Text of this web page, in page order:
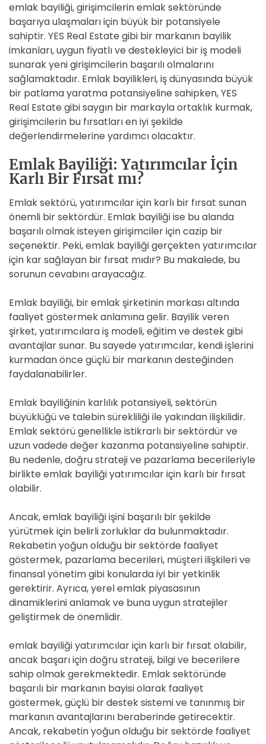
emlak bayiliği, girişimcilerin emlak sektöründe
başarıya ulaşmaları için büyük bir potansiyele
sahiptir. YES Real Estate gibi bir markanın bayilik
imkanları, uygun fiyatlı ve destekleyici bir iş modeli
sunarak yeni girişimcilerin başarılı olmalarını
sağlamaktadır. Emlak bayilikleri, iş dünyasında büyük
bir patlama yaratma potansiyeline sahipken, YES
Real Estate gibi saygın bir markayla ortaklık kurmak,
girişimcilerin bu fırsatları en iyi şekilde
değerlendirmelerine yardımcı olacaktır.
Emlak Bayiliği: Yatırımcılar İçin
Karlı Bir Fırsat mı?
Emlak sektörü, yatırımcılar için karlı bir fırsat sunan
önemli bir sektördür. Emlak bayiliği ise bu alanda
başarılı olmak isteyen girişimciler için cazip bir
seçenektir. Peki, emlak bayiliği gerçekten yatırımcılar
için kar sağlayan bir fırsat mıdır? Bu makalede, bu
sorunun cevabını arayacağız.
Emlak bayiliği, bir emlak şirketinin markası altında
faaliyet göstermek anlamına gelir. Bayilik veren
şirket, yatırımcılara iş modeli, eğitim ve destek gibi
avantajlar sunar. Bu sayede yatırımcılar, kendi işlerini
kurmadan önce güçlü bir markanın desteğinden
faydalanabilirler.
Emlak bayiliğinin karlılık potansiyeli, sektörün
büyüklüğü ve talebin sürekliliği ile yakından ilişkilidir.
Emlak sektörü genellikle istikrarlı bir sektördür ve
uzun vadede değer kazanma potansiyeline sahiptir.
Bu nedenle, doğru strateji ve pazarlama becerileriyle
birlikte emlak bayiliği yatırımcılar için karlı bir fırsat
olabilir.
Ancak, emlak bayiliği işini başarılı bir şekilde
yürütmek için belirli zorluklar da bulunmaktadır.
Rekabetin yoğun olduğu bir sektörde faaliyet
göstermek, pazarlama becerileri, müşteri ilişkileri ve
finansal yönetim gibi konularda iyi bir yetkinlik
gerektirir. Ayrıca, yerel emlak piyasasının
dinamiklerini anlamak ve buna uygun stratejiler
geliştirmek de önemlidir.
emlak bayiliği yatırımcılar için karlı bir fırsat olabilir,
ancak başarı için doğru strateji, bilgi ve becerilere
sahip olmak gerekmektedir. Emlak sektöründe
başarılı bir markanın bayisi olarak faaliyet
göstermek, güçlü bir destek sistemi ve tanınmış bir
markanın avantajlarını beraberinde getirecektir.
Ancak, rekabetin yoğun olduğu bir sektörde faaliyet